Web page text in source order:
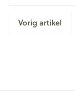
Vorig artikel